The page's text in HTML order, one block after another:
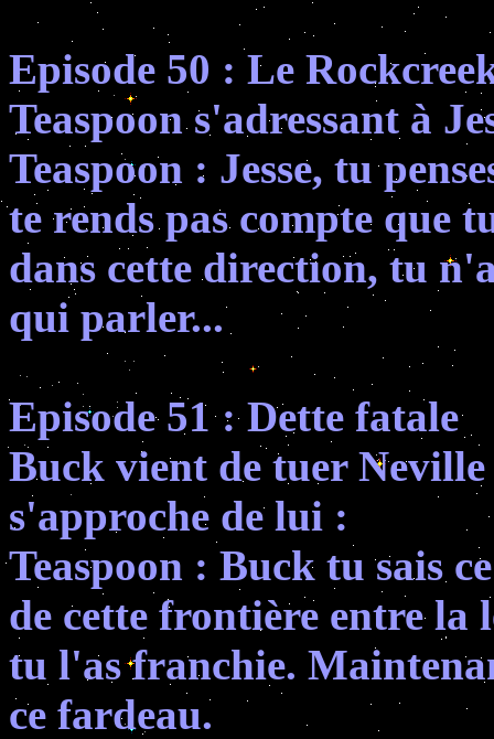
Episode 50 : Le
Teaspoon s'adressant à
Teaspoon : Jesse, tu
te rends pas compte que
dans cette direction, tu
qui parler...
Episode 51 : Dette fatale
Buck vient de tuer
s'approche de lui :
Teaspoon : Buck tu sais
de cette frontière entre
tu l'as franchie.
ce fardeau.